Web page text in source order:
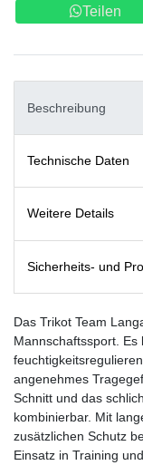
Teilen
Beschreibung
Technische Daten
Weitere Details
Sicherheits- und
Das Trikot Team
Mannschaftssport.
angenehmes
Schnitt und das
kombinierbar. Mit
zusätzlichen Schutz
Einsatz in Training